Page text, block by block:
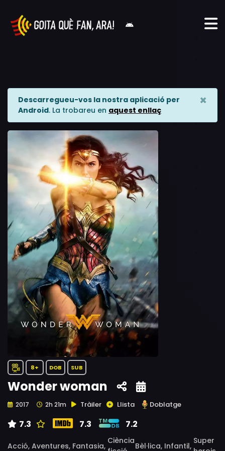
Descarregueu-vos la nostra aplicació per
Android. La trobareu en aquest enllaç
×
8+ DOB SUB
Wonder woman
2017 2h 21m Tràiler Llista Doblatge
7.3 7.3 7.2
Acció, Aventures, Fantasia,
Ciència
Bèl·lica, Infantil,
Super